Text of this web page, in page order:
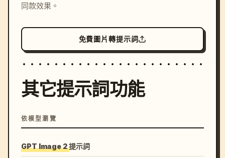
同款效果。
免費圖片轉提示詞
其它提示詞功能
依模型瀏覽
GPT Image 2 提示詞